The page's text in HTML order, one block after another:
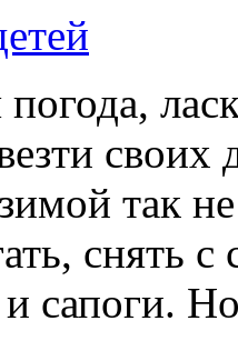
погода,
своих
так
снять
сапоги.